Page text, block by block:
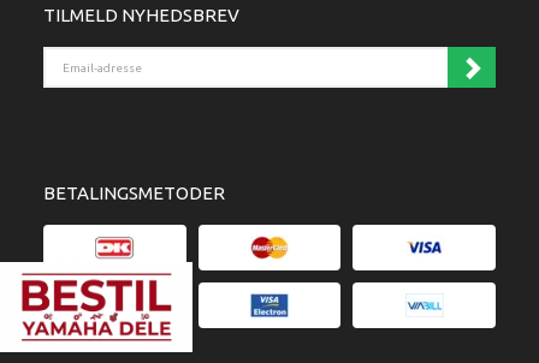
TILMELD NYHEDSBREV
BETALINGSMETODER